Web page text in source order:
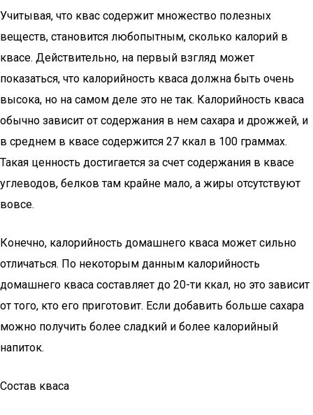
Учитывая, что квас содержит множество полезных
веществ, становится любопытным, сколько калорий в
квасе. Действительно, на первый взгляд может
показаться, что калорийность кваса должна быть очень
высока, но на самом деле это не так. Калорийность кваса
обычно зависит от содержания в нем сахара и дрожжей, и
в среднем в квасе содержится 27 ккал в 100 граммах.
Такая ценность достигается за счет содержания в квасе
углеводов, белков там крайне мало, а жиры отсутствуют
вовсе.
Конечно, калорийность домашнего кваса может сильно
отличаться. По некоторым данным калорийность
домашнего кваса составляет до 20-ти ккал, но это зависит
от того, кто его приготовит. Если добавить больше сахара
можно получить более сладкий и более калорийный
напиток.
Состав кваса